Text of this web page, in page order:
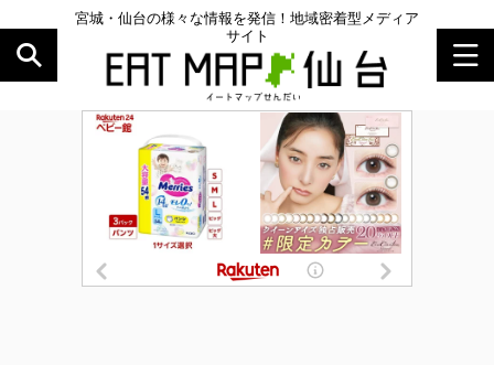
宮城・仙台の様々な情報を発信！地域密着型メディア
サイト